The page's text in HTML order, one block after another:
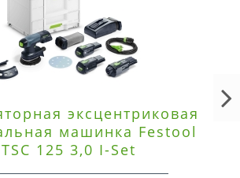
эксцентриковая
машинка Festool
125 3,0 I-Set